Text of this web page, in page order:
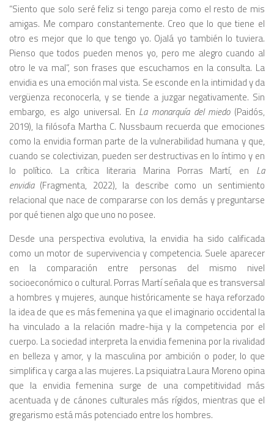
“Siento que solo seré feliz si tengo pareja como el resto de mis
amigas. Me comparo constantemente. Creo que lo que tiene el
otro es mejor que lo que tengo yo. Ojalá yo también lo tuviera.
Pienso que todos pueden menos yo, pero me alegro cuando al
otro le va mal”, son frases que escuchamos en la consulta. La
envidia es una emoción mal vista. Se esconde en la intimidad y da
vergüenza reconocerla, y se tiende a juzgar negativamente. Sin
embargo, es algo universal. En La monarquía del miedo(Paidós,
2019), la filósofa Martha C. Nussbaum recuerda que emociones
como la envidia forman parte de la vulnerabilidad humana y que,
cuando se colectivizan, pueden ser destructivas en lo íntimo y en
lo político. La crítica literaria Marina Porras Martí, en La
envidia(Fragmenta, 2022), la describe como un sentimiento
relacional que nace de compararse con los demás y preguntarse
por qué tienen algo que uno no posee.
Desde una perspectiva evolutiva, la envidia ha sido calificada
como un motor de supervivencia y competencia. Suele aparecer
en la comparación entre personas del mismo nivel
socioeconómico o cultural. Porras Martí señala que es transversal
a hombres y mujeres, aunque históricamente se haya reforzado
la idea de que es más femenina ya que el imaginario occidental la
ha vinculado a la relación madre-hija y la competencia por el
cuerpo. La sociedad interpreta la envidia femenina por la rivalidad
en belleza y amor, y la masculina por ambición o poder, lo que
simplifica y carga a las mujeres. La psiquiatra Laura Moreno opina
que la envidia femenina surge de una competitividad más
acentuada y de cánones culturales más rígidos, mientras que el
gregarismo está más potenciado entre los hombres.